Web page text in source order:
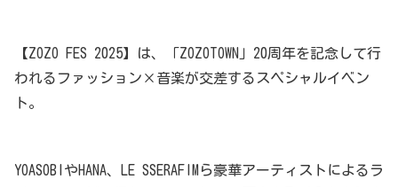
【ZOZO FES 2025】は、「ZOZOTOWN」20周年を記念して行
われるファッション×音楽が交差するスペシャルイベン
ト。
YOASOBIやHANA、LE SSERAFIMら豪華アーティストによるラ